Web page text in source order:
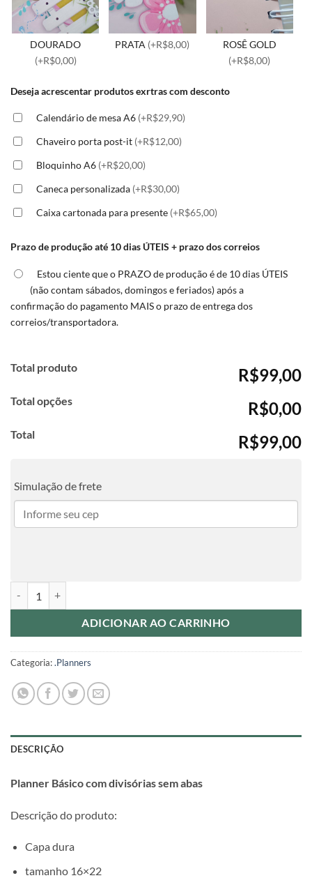
DOURADO
(+R$0,00)
PRATA (+R$8,00)
ROSÊ GOLD
(+R$8,00)
Deseja acrescentar produtos exrtras com desconto
Calendário de mesa A6 (+R$29,90)
Chaveiro porta post-it (+R$12,00)
Bloquinho A6 (+R$20,00)
Caneca personalizada (+R$30,00)
Caixa cartonada para presente (+R$65,00)
Prazo de produção até 10 dias ÚTEIS + prazo dos correios
Estou ciente que o PRAZO de produção é de 10 dias ÚTEIS
(não contam sábados, domingos e feriados) após a
confirmação do pagamento MAIS o prazo de entrega dos
correios/transportadora.
Total produto R$99,00
Total opções R$0,00
Total R$99,00
Simulação de frete
ADICIONAR AO CARRINHO
Categoria:.Planners
DESCRIÇÃO
Planner Básico com divisórias sem abas
Descrição do produto:
Capa dura
tamanho 16×22